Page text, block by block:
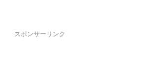
スポンサーリンク